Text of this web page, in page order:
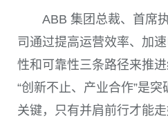
ABB 集团总裁、首席
司通过提高运营效率、加
性和可靠性三条路径来推进
“创新不止、产业合作”是
关键，只有并肩前行才能